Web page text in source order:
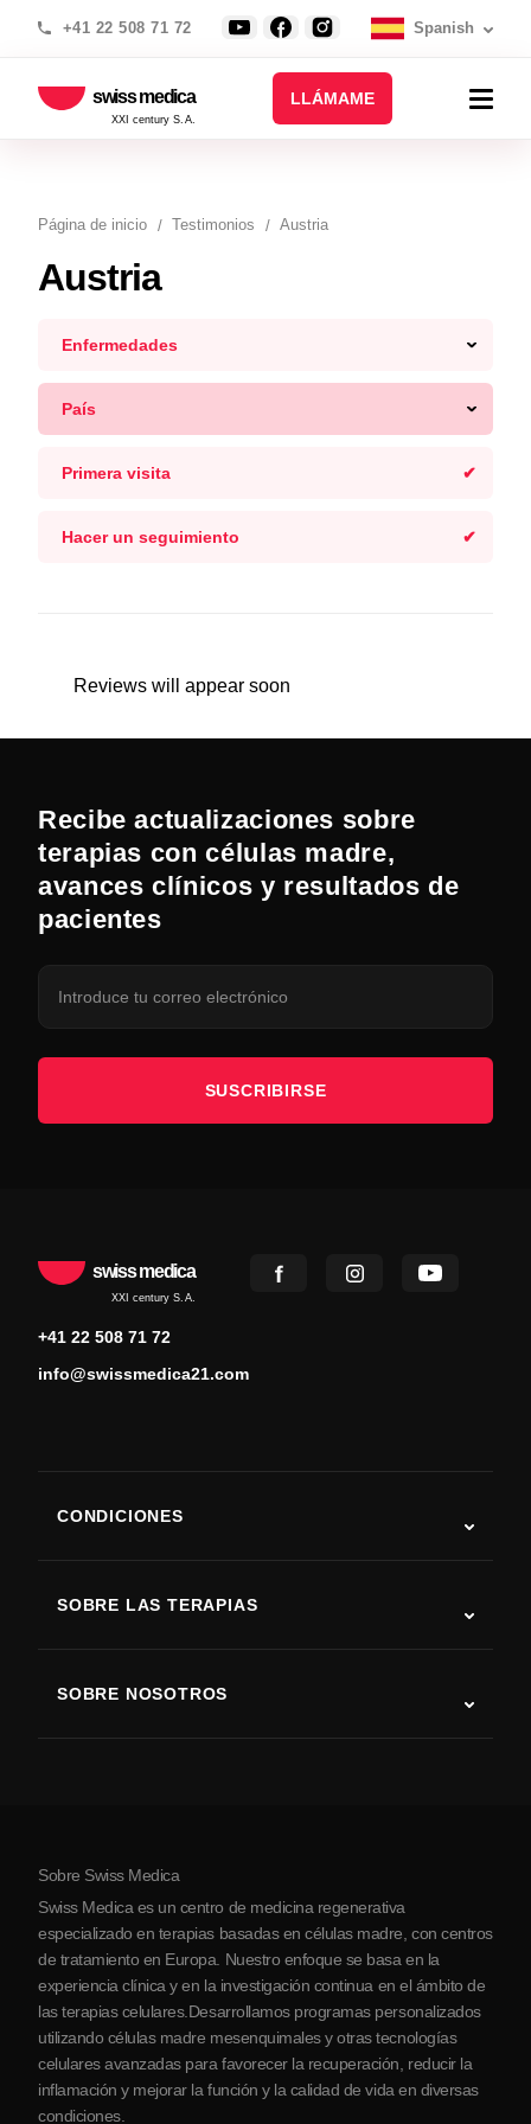
+41 22 508 71 72 Spanish
swiss medica
XXI century S.A.
LLÁMAME
Página de inicio Testimonios Austria
Austria
Enfermedades
País
Primera visita
Hacer un seguimiento
Reviews will appear soon
Recibe actualizaciones sobre
terapias con células madre,
avances clínicos y resultados de
pacientes
SUSCRIBIRSE
swiss medica
XXI century S.A.
+41 22 508 71 72
info@swissmedica21.com
CONDICIONES
Enfermedad de Parkinson
Artritis
SOBRE LAS TERAPIAS
SOBRE NOSOTROS
Sobre Serbia
Colaboraciones
Sobre Swiss Medica
Swiss Medica es un centro de medicina regenerativa
especializado en terapias basadas en células madre, con centros
de tratamiento en Europa. Nuestro enfoque se basa en la
experiencia clínica y en la investigación continua en el ámbito de
las terapias celulares.Desarrollamos programas personalizados
utilizando células madre mesenquimales y otras tecnologías
celulares avanzadas para favorecer la recuperación, reducir la
inflamación y mejorar la función y la calidad de vida en diversas
condiciones.